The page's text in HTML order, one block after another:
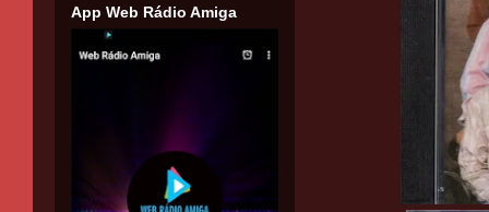
App Web Rádio Amiga